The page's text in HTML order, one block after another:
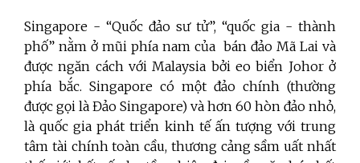
Singapore - “Quốc đảo sư tử”, “quốc gia - thành
phố” nằm ở mũi phía nam của bán đảo Mã Lai và
được ngăn cách với Malaysia bởi eo biển Johor ở
phía bắc. Singapore có một đảo chính (thường
được gọi là Đảo Singapore) và hơn 60 hòn đảo nhỏ,
là quốc gia phát triển kinh tế ấn tượng với trung
tâm tài chính toàn cầu, thương cảng sầm uất nhất